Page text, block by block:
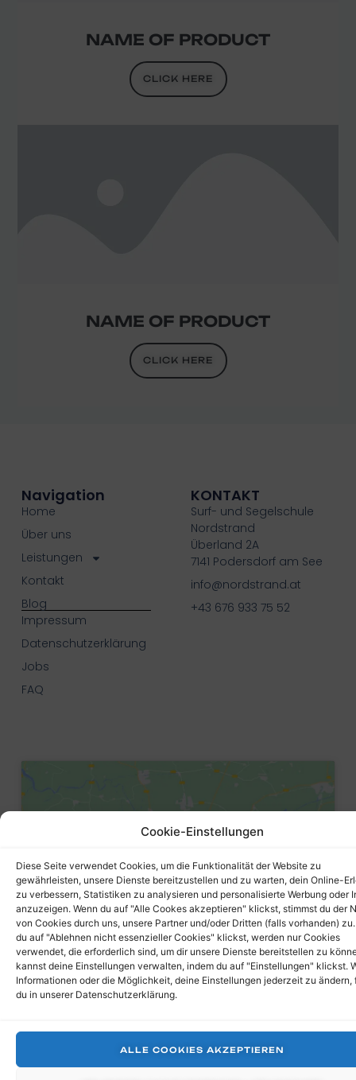
Cookie-Einstellungen
Diese Seite verwendet Cookies, um die Funktionalität der Website zu
gewährleisten, unsere Dienste bereitzustellen und zu warten, dein Online-
zu verbessern, Statistiken zu analysieren und personalisierte Werbung oder
anzuzeigen. Wenn du auf "Alle Cookes akzeptieren" klickst, stimmst du der
von Cookies durch uns, unsere Partner und/oder Dritten (falls vorhanden) zu.
du auf "Ablehnen nicht essenzieller Cookies" klickst, werden nur Cookies
verwendet, die erforderlich sind, um dir unsere Dienste bereitstellen zu
kannst deine Einstellungen verwalten, indem du auf "Einstellungen" klickst.
Informationen oder die Möglichkeit, deine Einstellungen jederzeit zu ändern,
du in unserer Datenschutzerklärung.
ALLE COOKIES AKZEPTIEREN
NAME OF PRODUCT
CLICK HERE
NAME OF PRODUCT
CLICK HERE
Navigation
Home
Über uns
Leistungen
Kontakt
Blog
Impressum
Datenschutzerklärung
Jobs
FAQ
KONTAKT
Surf- und Segelschule
Nordstrand
Überland 2A
7141 Podersdorf am See
info@nordstrand.at
+43 676 933 75 52
(Marketing cookies) und
aktiviere diesen Inhalt.